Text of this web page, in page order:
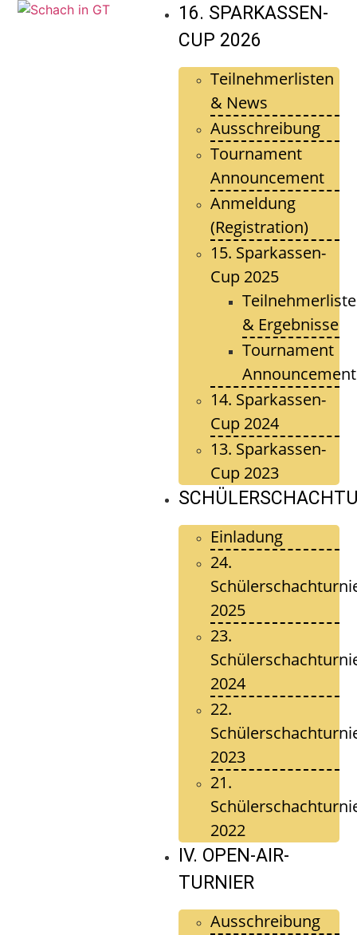
16. SPARKASSEN-
CUP 2026
Teilnehmerlisten
& News
Ausschreibung
Tournament
Announcement
Anmeldung
(Registration)
15. Sparkassen-
Cup 2025
& Ergebnisse
Tournament
Announcement
14. Sparkassen-
Cup 2024
13. Sparkassen-
Cup 2023
Einladung
24.
2025
23.
2024
22.
2023
21.
2022
IV. OPEN-AIR-
TURNIER
Ausschreibung